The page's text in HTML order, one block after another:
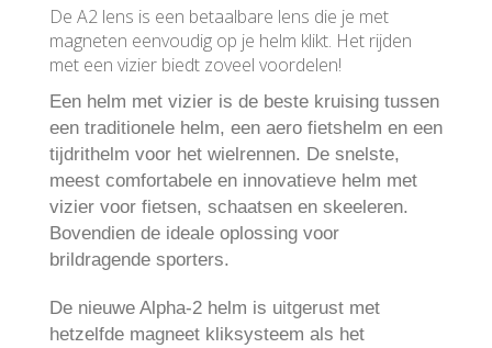
De A2 lens is een betaalbare lens die je met
magneten eenvoudig op je helm klikt. Het rijden
met een vizier biedt zoveel voordelen!
Een helm met vizier is de beste kruising tussen
een traditionele helm, een aero fietshelm en een
tijdrithelm voor het wielrennen. De snelste,
meest comfortabele en innovatieve helm met
vizier voor fietsen, schaatsen en skeeleren.
Bovendien de ideale oplossing voor
brildragende sporters.
De nieuwe Alpha-2 helm is uitgerust met
hetzelfde magneet kliksysteem als het